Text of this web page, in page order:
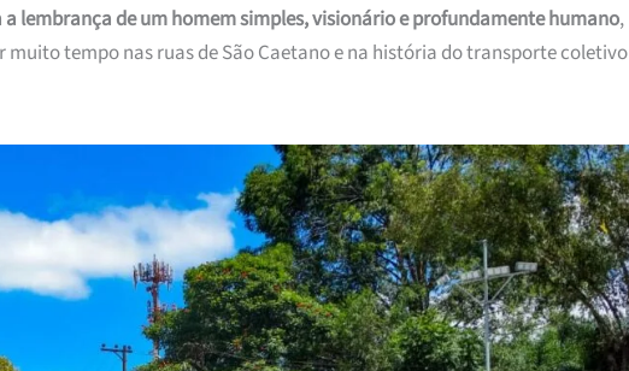
a lembrança de um homem simples, visionário e profundamente humano,
tempo nas ruas de São Caetano e na história do transporte coletivo